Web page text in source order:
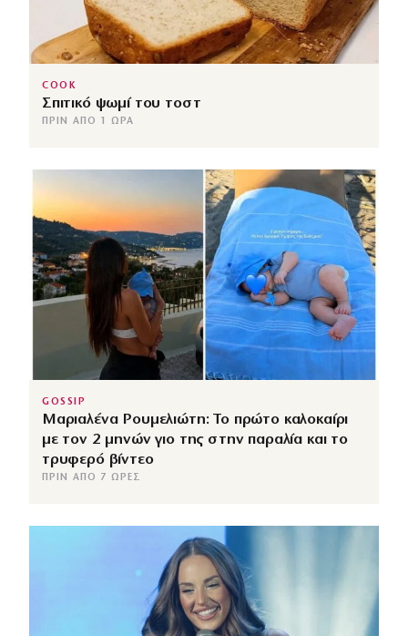
COOK
Σπιτικό ψωμί του τοστ
ΠΡΙΝ ΑΠΌ 1 ΏΡΑ
GOSSIP
Μαριαλένα Ρουμελιώτη: Το πρώτο καλοκαίρι
με τον 2 μηνών γιο της στην παραλία και το
τρυφερό βίντεο
ΠΡΙΝ ΑΠΌ 7 ΏΡΕΣ